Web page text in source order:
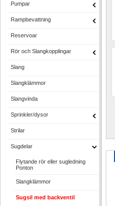
Pumpar
Rampbevattning
Reservoar
Rör och Slangkopplingar
Slang
Slangklämmor
Slangvinda
Sprinkler/dysor
Strilar
Sugdelar
Flytande rör eller sugledning
Ponton
Slangklämmor
Sugsil med backventil